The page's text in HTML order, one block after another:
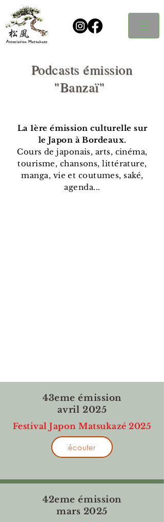
Podcasts émission
"Banzaï"
La 1ère émission culturelle sur
le Japon à Bordeaux.
Cours de japonais, arts, cinéma,
tourisme, chansons, littérature,
manga, vie et coutumes, saké,
agenda...
43eme émission
avril 2025
Festival Japon Matsukazé 2025
écouter
42eme émission
mars 2025